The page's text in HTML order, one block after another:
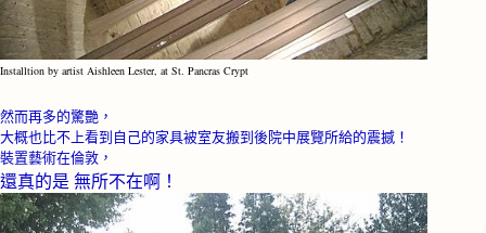
Installtion by artist Aishleen Lester, at St. Pancras Crypt
然而再多的驚艷，
大概也比不上看到自己的家具被室友搬到後院中展覽所給的震撼！
裝置藝術在倫敦，
還真的是 無所不在啊！